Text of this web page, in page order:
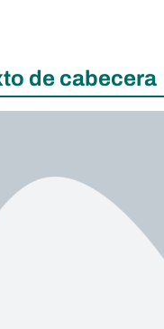
de cabecera